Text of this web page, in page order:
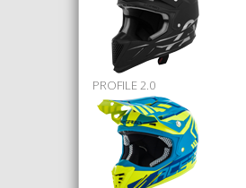
PROFILE 2.0